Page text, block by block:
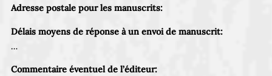
Adresse postale pour les manuscrits:
Délais moyens de réponse à un envoi de manuscrit:
…
Commentaire éventuel de l’éditeur: